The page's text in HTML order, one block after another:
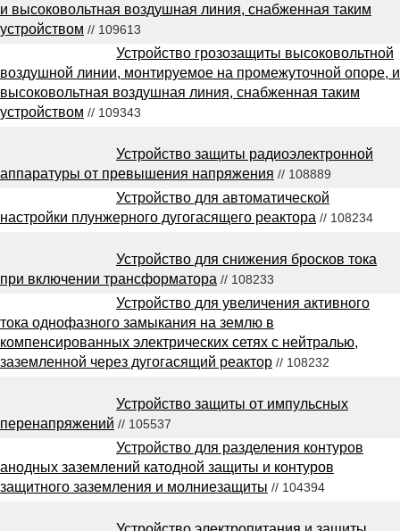
и высоковольтная воздушная линия, снабженная таким
устройством // 109613
Устройство грозозащиты высоковольтной
воздушной линии, монтируемое на промежуточной опоре, и
высоковольтная воздушная линия, снабженная таким
устройством // 109343
Устройство защиты радиоэлектронной
аппаратуры от превышения напряжения // 108889
Устройство для автоматической
настройки плунжерного дугогасящего реактора // 108234
Устройство для снижения бросков тока
при включении трансформатора // 108233
Устройство для увеличения активного
тока однофазного замыкания на землю в
компенсированных электрических сетях с нейтралью,
заземленной через дугогасящий реактор // 108232
Устройство защиты от импульсных
перенапряжений // 105537
Устройство для разделения контуров
анодных заземлений катодной защиты и контуров
защитного заземления и молниезащиты // 104394